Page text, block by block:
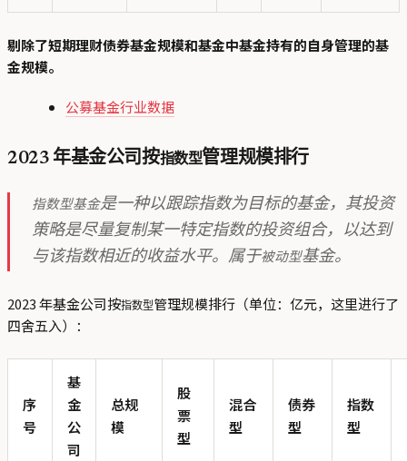
剔除了短期理财债券基金规模和基金中基金持有的自身管理的基
金规模。
公募基金行业数据
2023 年基金公司按指数型管理规模排行
指数型基金是一种以跟踪指数为目标的基金，其投资
策略是尽量复制某一特定指数的投资组合，以达到
与该指数相近的收益水平。属于被动型基金。
2023 年基金公司按指数型管理规模排行（单位：亿元，这里进行了
四舍五入）：
序
号
基
金
公
司
总规
模
股
票
型
混合
型
债券
型
指数
型